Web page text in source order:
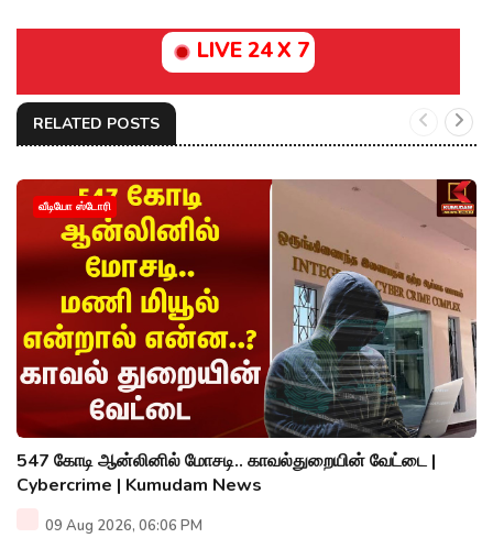
LIVE 24 X 7
RELATED POSTS
வீடியோ ஸ்டோரி
547 கோடி ஆன்லினில் மோசடி.. காவல்துறையின் வேட்டை |
Cybercrime | Kumudam News
09 Aug 2026, 06:06 PM